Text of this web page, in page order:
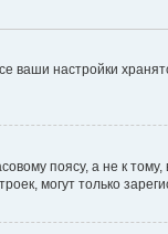
ваши настройки
поясу, а не к
могут только